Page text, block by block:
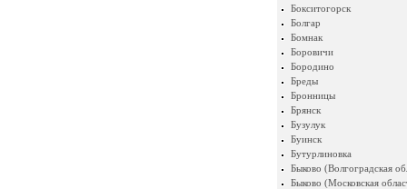
Бокситогорск
Болгар
Бомнак
Боровичи
Бородино
Бреды
Бронницы
Брянск
Бузулук
Буинск
Бутурлиновка
Быково (Волгоградская
Быково (Московская